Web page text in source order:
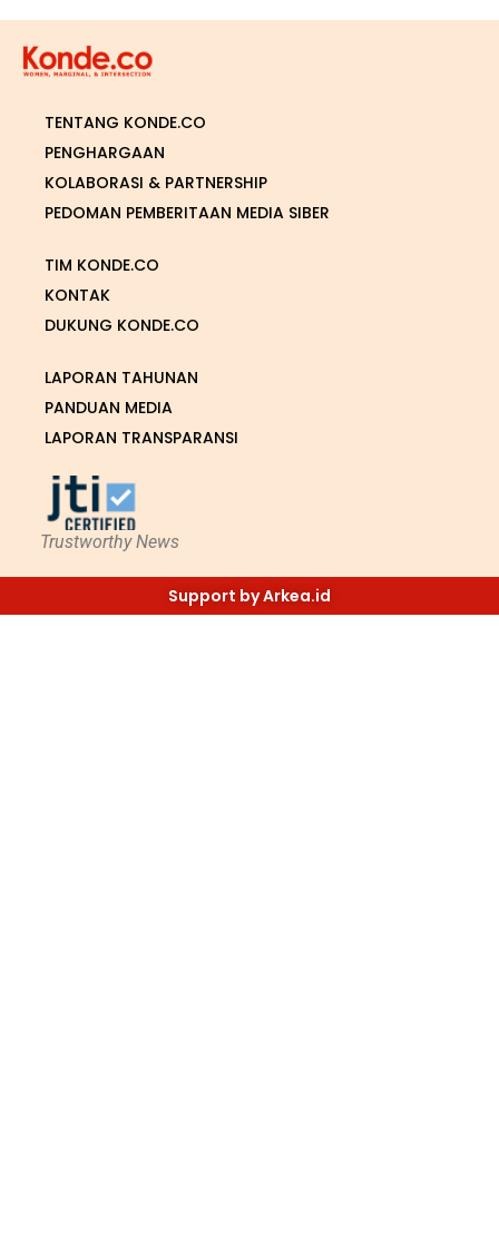
TENTANG KONDE.CO
PENGHARGAAN
KOLABORASI & PARTNERSHIP
PEDOMAN PEMBERITAAN MEDIA SIBER
TIM KONDE.CO
KONTAK
DUKUNG KONDE.CO
LAPORAN TAHUNAN
PANDUAN MEDIA
LAPORAN TRANSPARANSI
Trustworthy News
Support by Arkea.id